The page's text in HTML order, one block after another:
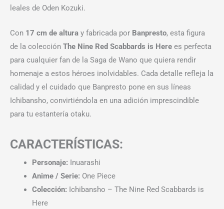
leales de Oden Kozuki.
Con 17 cm de altura y fabricada por Banpresto, esta figura
de la colección The Nine Red Scabbards is Here es perfecta
para cualquier fan de la Saga de Wano que quiera rendir
homenaje a estos héroes inolvidables. Cada detalle refleja la
calidad y el cuidado que Banpresto pone en sus líneas
Ichibansho, convirtiéndola en una adición imprescindible
para tu estantería otaku.
CARACTERÍSTICAS:
Personaje: Inuarashi
Anime / Serie: One Piece
Colección: Ichibansho – The Nine Red Scabbards is
Here